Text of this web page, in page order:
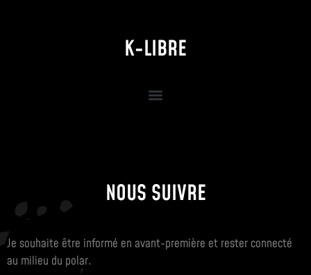
K-LIBRE
NOUS SUIVRE
Je souhaite être informé en avant-première et rester connecté
au milieu du polar.